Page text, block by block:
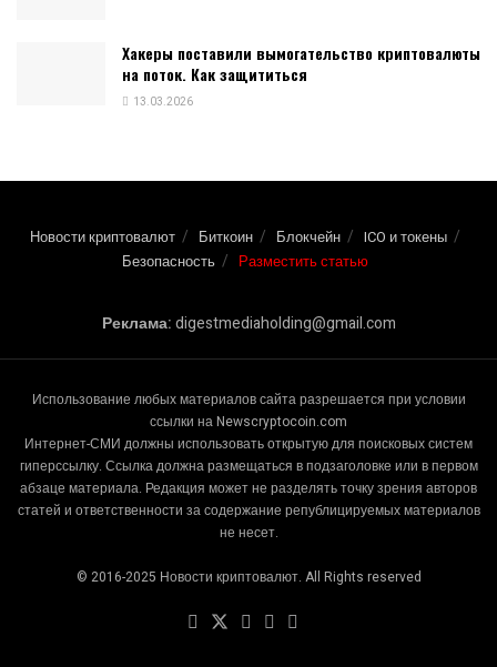
Хакеры поставили вымогательство криптовалюты
на поток. Как защититься
13.03.2026
Новости криптовалют Биткоин Блокчейн
ICO и токены
Безопасность
Разместить статью
Реклама:digestmediaholding@gmail.com
Использование любых материалов сайта разрешается при условии
ссылки на Newscryptocoin.com
Интернет-СМИ должны использовать открытую для поисковых систем
гиперссылку. Ссылка должна размещаться в подзаголовке или в первом
абзаце материала. Редакция может не разделять точку зрения авторов
статей и ответственности за содержание републицируемых материалов
не несет.
© 2016-2025 Новости криптовалют. All Rights reserved